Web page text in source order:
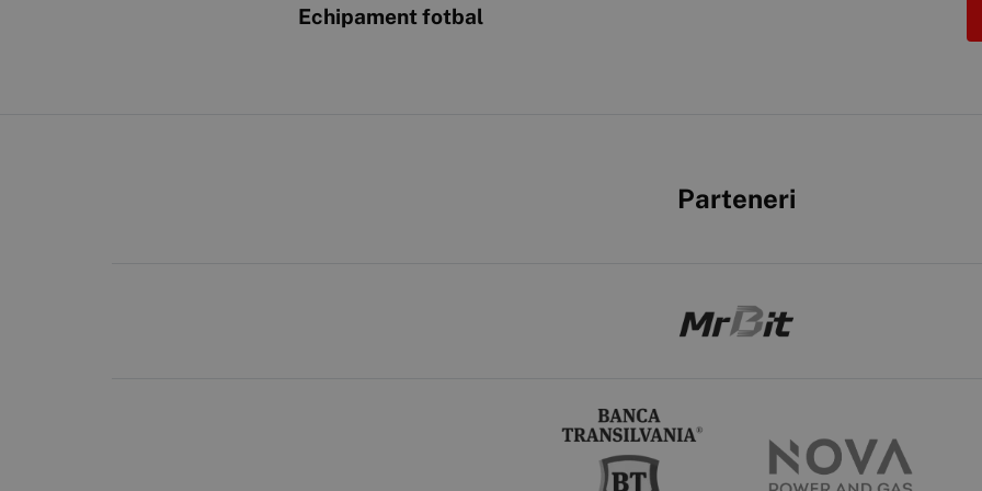
Echipament fotbal
Parteneri